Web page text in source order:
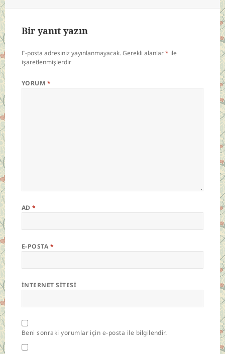
Bir yanıt yazın
E-posta adresiniz yayınlanmayacak.Gerekli alanlar* ile
işaretlenmişlerdir
YORUM *
AD*
E-POSTA *
İNTERNET SITESI
Beni sonraki yorumlar için e-posta ile bilgilendir.